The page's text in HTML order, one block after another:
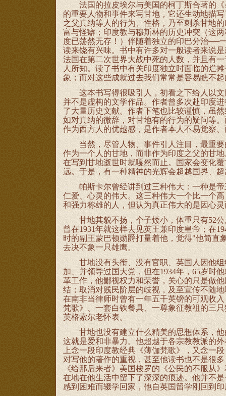
法国的拉皮埃尔与美国的柯丁斯合著的《
的重要人物和事件来写甘地，它还生动地描
之父真纳等人的行为、性格，乃至刺杀甘地
富与怪癖；印度教与穆斯林的历史冲突（这
度已荡然无存！）伴随着独立的印巴分治──
读来饶有兴味。书中有许多对一般读者来说
法国在第二次世界大战中死的人数，并且有
人所知。读了书中有关印度独立时面临的烂
象；而对这些成就过去我们常常是容易瞧不
这本书写得很吸引人，初看之下给人以文
并不是虚构的文学作品。作者曾多次赴印度
了大量历史文献。作者下笔也比较谨慎，虽
如对真纳的微辞，对甘地有的行为的疑问等
作为西方人的优越感，是作者本人不易觉察
当然，尽管人物、事件引人注目，最重要
作为一个人的甘地，而非作为印度之父的甘
在写到甘地逝世时就嘎然而止。国家会变化
远。于是，有一种精神的光辉会超越国界、
帕斯卡尔曾经讲到过三种伟大：一种是帝
仁爱、心灵的伟大。这三种伟大一个比一个
和强力称雄的人，但认为真正伟大的是因心
甘地其貌不扬，个子矮小，体重只有52公
曾在1931年就这样去见英王兼印度皇帝；在
时的副王蒙巴顿勋爵打量着他，觉得"他简直
去决不象一只雄鹰。
甘地没有头衔、没有官职、英国人因他组
加、并领导过国大党，但在1934年，65岁时
革工作，他鄙视权力和荣誉，关心的只是做
结；取消对贱民阶层的歧视，及至宣传不随
在南非当律师时曾有一年五千英镑的可观收
梵歌》、一套白铁餐具、一尊象征教祖的三
英格索尔老怀表。
甘地也没有建立什么精美的思想体系，他
这就是爱和非暴力。他超越于各宗教教派的
上念一段印度教经典《薄伽梵歌》，又念一
对写他的著作的重视，甚至他读书也不是很
《给那后来者》美国梭罗的《公民的不服从
在地在他生活中留下了深深的痕迹。他并不
感到困难而辍学回家，他自英国留学刚回到